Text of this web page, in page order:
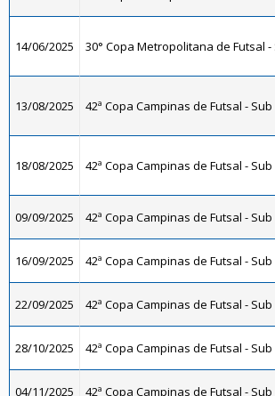
14/06/2025 30° Copa Metropolitana de Futsal -
13/08/2025 42ª Copa Campinas de Futsal - Sub
18/08/2025 42ª Copa Campinas de Futsal - Sub
09/09/2025 42ª Copa Campinas de Futsal - Sub
16/09/2025 42ª Copa Campinas de Futsal - Sub
22/09/2025 42ª Copa Campinas de Futsal - Sub
28/10/2025 42ª Copa Campinas de Futsal - Sub
04/11/2025 42ª Copa Campinas de Futsal - Sub